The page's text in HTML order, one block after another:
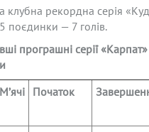
клубна рекордна серія
поєдинки — 7 голів.
програшні серії
М’ячі Початок